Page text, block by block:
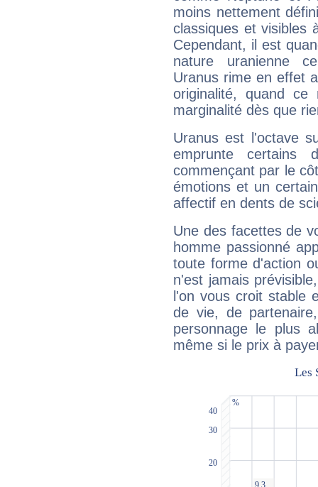
moins nettement
classiques et visibles
Cependant, il est
nature uranienne
Uranus rime en effet
originalité, quand ce
marginalité dès que
Uranus est l'octave
emprunte
commençant par le
émotions et un
affectif en dents de
Une des facettes de
homme passionné
toute forme d'action
n'est jamais
l'on vous croit stable
de vie, de
personnage le plus
même si le prix à